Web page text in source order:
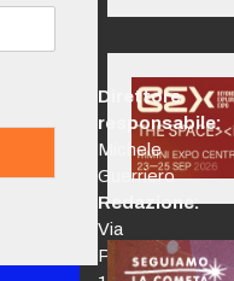
Direttore
responsabile:
Michele
Guerriero
Redazione:
Via
Po,